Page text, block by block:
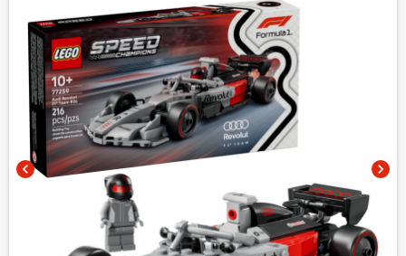
chevron_left chevron_right